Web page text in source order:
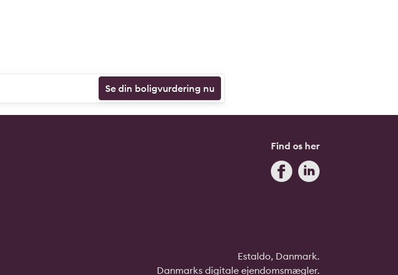
Se din boligvurdering nu
Find os her
Estaldo, Danmark.
Danmarks digitale ejendomsmægler.